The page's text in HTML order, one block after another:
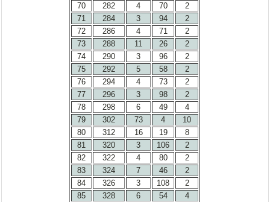
70
282 4 70
2
71
284 3 94
2
72
286 4 71
2
73
288 11 26
2
74
290 3 96
2
75
292 5 58
2
76
294 4 73
2
77
296 3 98
2
78
298 6 49
4
79
302 73 4
10
80
312 16 19
8
81
320 3 106
2
82
322 4 80
2
83
324 7 46
2
84
326 3 108
2
85
328 6 54
4